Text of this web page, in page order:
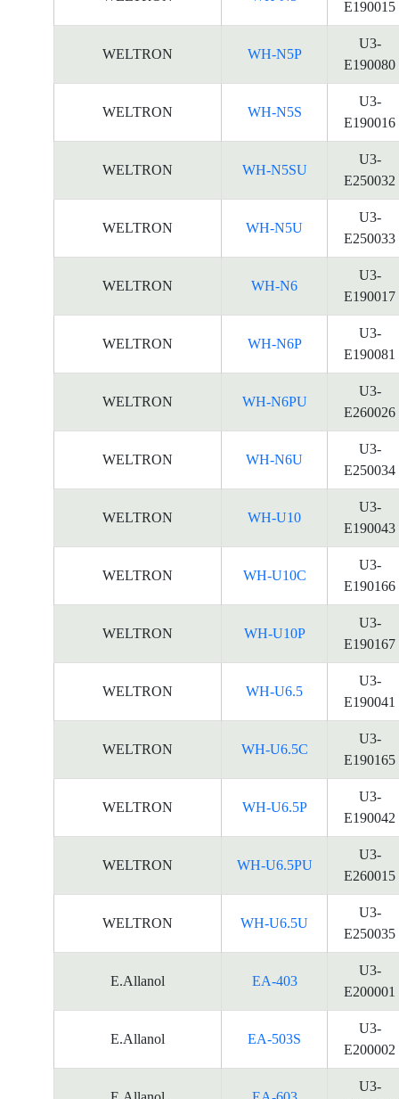
E190015
WELTRON WH-N5P
U3-
E190080
WELTRON WH-N5S
U3-
E190016
WELTRON WH-N5SU
U3-
E250032
WELTRON WH-N5U
U3-
E250033
WELTRON WH-N6
U3-
E190017
WELTRON WH-N6P
U3-
E190081
WELTRON WH-N6PU
U3-
E260026
WELTRON WH-N6U
U3-
E250034
WELTRON WH-U10
U3-
E190043
WELTRON WH-U10C
U3-
E190166
WELTRON WH-U10P
U3-
E190167
WELTRON WH-U6.5
U3-
E190041
WELTRON WH-U6.5C
U3-
E190165
WELTRON WH-U6.5P
U3-
E190042
WELTRON WH-U6.5PU
U3-
E260015
WELTRON WH-U6.5U
U3-
E250035
E.Allanol EA-403
U3-
E200001
E.Allanol EA-503S
U3-
E200002
U3-